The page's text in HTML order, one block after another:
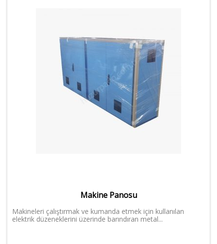
Makine Panosu
Makineleri çalıştırmak ve kumanda etmek için kullanılan
elektrik düzeneklerini üzerinde barındıran metal...